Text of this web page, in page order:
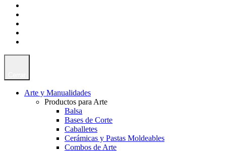
Arte y Manualidades
Productos para Arte
Balsa
Bases de Corte
Caballetes
Cerámicas y Pastas Moldeables
Combos de Arte